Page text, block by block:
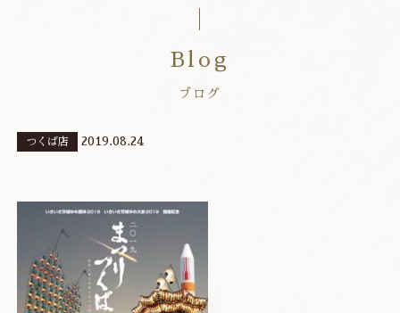
Blog
ブログ
つくば店 2019.08.24